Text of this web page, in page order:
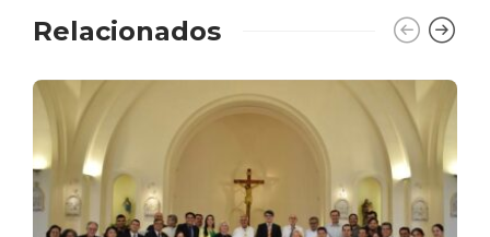
Relacionados